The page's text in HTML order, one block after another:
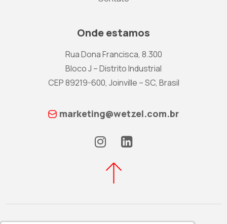
Onde estamos
Rua Dona Francisca, 8.300
Bloco J – Distrito Industrial
CEP 89219-600, Joinville – SC, Brasil
marketing@wetzel.com.br